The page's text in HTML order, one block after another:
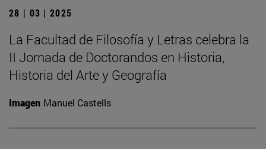
28 | 03 | 2025
La Facultad de Filosofía y Letras celebra la
II Jornada de Doctorandos en Historia,
Historia del Arte y Geografía
Imagen Manuel Castells